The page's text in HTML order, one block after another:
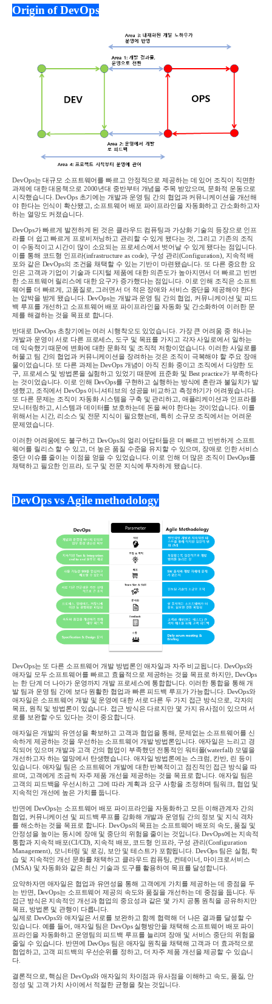
Origin of DevOps
DevOps는 대규모 소프트웨어를 빠르고 안정적으로 제공하는 데 있어 조직이 직면한
과제에 대한 대응책으로 2000년대 중반부터 개념을 주목 받았으며 문화적 운동으로
시작했습니다. DevOps 초기에는 개발과 운영 팀 간의 협업과 커뮤니케이션을 개선해
야 한다는 인식이 확산됐고 소프트웨어 배포 파이프라인을 자동화하고 간소화하고자
하는 열망도 커졌습니다.
DevOps가 빠르게 발전하게 된 것은 클라우드 컴퓨팅과 가상화 기술의 등장으로 인프
라를 더 쉽고 빠르게 프로비저닝하고 관리할 수 있게 됐다는 것 그리고 기존의 조직
이 수동적이고 시간이 많이 소요되는 프로세스에서 벗어날 수 있게 됐다는 점입니다.
이를 통해 코드형 인프라(infrastructure as code), 구성 관리(Configuration), 지속적 배
포와 같은 DevOps의 조건을 채택할 수 있는 기반이 마련됐습니다 또 다른 중요한 요
인은 고객과 기업이 기술과 디지털 제품에 대한 의존도가 높아지면서 더 빠르고 빈번
한 소프트웨어 릴리스에 대한 요구가 증가했다는 점입니다 이로 인해 조직은 소프트
웨어를 더 빠르게
고품질로
그러면서 더 적은 장애와 서비스 중단을 제공해야 한다
는 압박을 받게 됐습니다. DevOps는 개발과 운영 팀 간의 협업
커뮤니케이션 및 피드
백 루프를 개선하고 소프트웨어 배포 파이프라인을 자동화 및 간소화하여 이러한 문
제를 해결하는 것을 목표로 합니다
반대로 DevOps 초창기에는 여러 시행착오도 있었습니다. 가장 큰 어려움 중 하나는
개발과 운영이 서로 다른 프로세스
도구 및 목표를 가지고 각자 사일로에서 일하는
데 익숙했기 때문에 변화에 대한 문화적 및 조직적 저항이었습니다. 이러한 사일로를
허물고 팀 간의 협업과 커뮤니케이션을 장려하는 것은 조직이 극복해야 할 주요 장애
물이었습니다. 또 다른 과제는DevOps 개념이 아직 진화 중이고 조직에서 다양한 도
구
프로세스 및 방법론을 실험하고 있었기 때문에 표준화 및 Best practice가 부족하다
는 것이었습니다 이로 인해 DevOps를 구현하고 실행하는 방식에 혼란과 불일치가 발
생했고
조직에서DevOps 이니셔티브의 성공을 비교하고 측정하기가 어려웠습니다.
또 다른 문제는 조직이 자동화 시스템을 구축 및 관리하고 애플리케이션과 인프라를
모니터링하고 ,시스템과 데이터를 보호하는데 돈을 써야 한다는 것이었습니다. 이를
위해서는 시간, 리소스 및 전문 지식이 필요했는데
특히 소규모 조직에서는 어려운
문제였습니다.
이러한 어려움에도 불구하고 DevOps의 얼리 어답터들은 더 빠르고 빈번하게 소프트
웨어를 릴리스 할 수 있고 더 높은 품질 수준을 유지할 수 있으며
장애로 인한 서비스
중단 이슈를 줄이는 이점을 얻을 수 있었습니다. 이로 인해 더 많은 조직이 DevOps를
채택하고 필요한 인프라, 도구 및 전문 지식에 투자하게 됐습니다.
DevOps vs Agile methodology
DevOps는 또 다른 소프트웨어 개발 방법론인 애자일과 자주 비교됩니다. DevOps와
애자일 모두 소프트웨어를 빠르고 효율적으로 제공하는 것을 목표로 하지만 , DevOps
는 한 단계 더 나아가 운영까지 개발 프로세스에 통합합니다. 이러한 통합을 통해 개
발 팀과 운영 팀 간에 보다 원활한 협업과 빠른 피드백 루프가 가능합니다. DevOps와
애자일은 소프트웨어 개발 및 운영에 대한 서로 다른 두 가지 접근 방식으로
각자의
목표
원칙 및 방법론이 있습니다 접근 방식은 다르지만 몇 가지 유사점이 있으며 서
로를 보완할 수도 있다는 것이 중요합니다.
애자일은 개발의 유연성을 확보하고 고객과 협업을 통해
문제없는 소프트웨어를 신
속하게 제공하는 것을 우선하는 소프트웨어 개발 방법론입니다. 애자일은 느리고 경
직되어 있으며 개발과 고객 간의 협업이 부족했던 전통적인 워터폴(waterfall) 모델을
개선하고자 하는 열망에서 탄생했습니다 애자일 방법론에는 스크럼 칸반 린 등이
있습니다. 애자일 팀은 소프트웨어 개발에 대한 반복적이고 점진적인 접근 방식을 따
르며
고객에게 조금씩 자주 제품 개선을 제공하는 것을 목표로 합니다 애자일 팀은
고객의 피드백을 우선시하고 그에 따라 계획과 요구 사항을 조정하며 팀워크 협업 및
지속적인 개선에 높은 가치를 둡니다
반면에 DevOps는 소프트웨어 배포 파이프라인을 자동화하고 모든 이해관계자 간의
협업
커뮤니케이션 및 피드백 루프를 강화해 개발과 운영팀 간의 정보 및 지식 격차
를 해소하는 것을 목표로 합니다 . DevOps의 목표는 소프트웨어 배포의 속도 품질 및
안정성을 높이는 동시에 장애 및 중단의 위험을 줄이는 것입니다.DevOps에는 지속적
통합과 지속적 배포(CI/CD), 지속적 배포 코드형 인프라, 구성 관리(Configuration
Management),
모니터링 및 로깅 보안 및 테스트가 포함됩니다 . DevOps 팀은 실험 ,학
습 및 지속적인 개선 문화를 채택하고 클라우드 컴퓨팅
컨테이너 마이크로서비스
(MSA) 및 자동화와 같은 최신 기술과 도구를 활용하여 목표를 달성합니다.
요약하자면 애자일은 협업과 유연성을 통해 고객에게 가치를 제공하는 데 중점을 두
는 반면 , DevOps는 소프트웨어 제공의 속도와 품질을 개선하는 데 중점을 둡니다 .두
접근 방식은 지속적인 개선과 협업의 중요성과 같은 몇 가지 공통 원칙을 공유하지만
목표
방법론 및 관행이 다릅니다
실제로 DevOps와 애자일은 서로를 보완하고 함께 협력해 더 나은 결과를 달성할 수
있습니다. 예를 들어, 애자일 팀은DevOps실행방안을 채택해 소프트웨어 배포 파이
프라인을 자동화하고 운영팀의 피드백 루프를 늘리며 장애 및 서비스 중단의 위험을
줄일 수 있습니다 반면에 DevOps 팀은 애자일 원칙을 채택해 고객과 더 효과적으로
협업하고
고객 피드백의 우선순위를 정하고
더 자주 제품 개선을 제공할 수 있습니
다
결론적으로 ,핵심은DevOps와 애자일의 차이점과 유사점을 이해하고 속도 품질 안
정성 및 고객 가치 사이에서 적절한 균형을 찾는 것입니다.